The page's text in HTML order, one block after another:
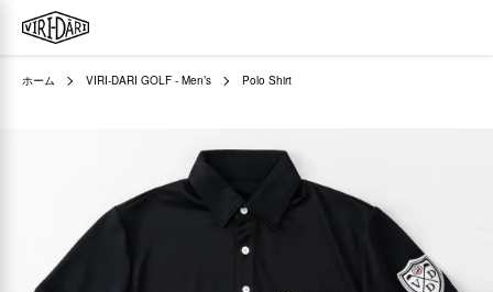
ホーム VIRI-DARI GOLF - Men’s Polo Shirt